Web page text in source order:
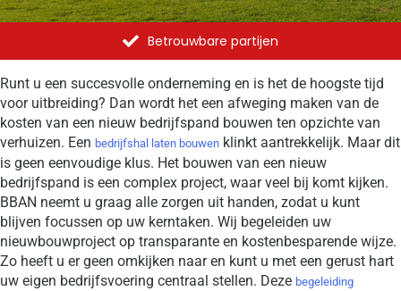
Betrouwbare partijen
Runt u een succesvolle onderneming en is het de hoogste tijd
voor uitbreiding? Dan wordt het een afweging maken van de
kosten van een nieuw bedrijfspand bouwen ten opzichte van
verhuizen. Een bedrijfshal laten bouwen klinkt aantrekkelijk. Maar dit
is geen eenvoudige klus. Het bouwen van een nieuw
bedrijfspand is een complex project, waar veel bij komt kijken.
BBAN neemt u graag alle zorgen uit handen, zodat u kunt
blijven focussen op uw kerntaken. Wij begeleiden uw
nieuwbouwproject op transparante en kostenbesparende wijze.
Zo heeft u er geen omkijken naar en kunt u met een gerust hart
uw eigen bedrijfsvoering centraal stellen. Deze begeleiding